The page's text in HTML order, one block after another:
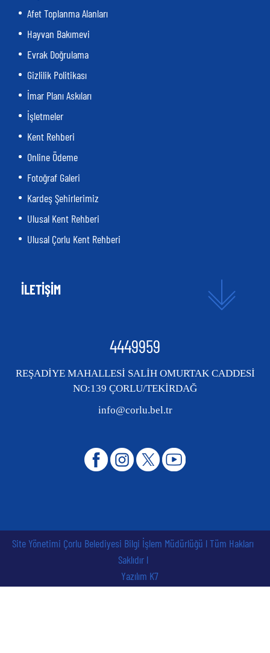
Afet Toplanma Alanları
Hayvan Bakımevi
Evrak Doğrulama
Gizlilik Politikası
İmar Planı Askıları
İşletmeler
Kent Rehberi
Online Ödeme
Fotoğraf Galeri
Kardeş Şehirlerimiz
Ulusal Kent Rehberi
Ulusal Çorlu Kent Rehberi
İLETİŞİM
4449959
REŞADİYE MAHALLESİ SALİH OMURTAK CADDESİ
NO:139 ÇORLU/TEKİRDAĞ
info@corlu.bel.tr
Site Yönetimi Çorlu Belediyesi Bilgi İşlem Müdürlüğü l Tüm Hakları
Saklıdır l
Yazılım K7